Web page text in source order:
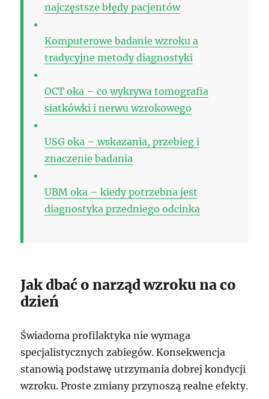
najczęstsze błędy pacjentów
Komputerowe badanie wzroku a
tradycyjne metody diagnostyki
OCT oka – co wykrywa tomografia
siatkówki i nerwu wzrokowego
USG oka – wskazania, przebieg i
znaczenie badania
UBM oka – kiedy potrzebna jest
diagnostyka przedniego odcinka
Jak dbać o narząd wzroku na co
dzień
Świadoma profilaktyka nie wymaga
specjalistycznych zabiegów. Konsekwencja
stanowią podstawę utrzymania dobrej kondycji
wzroku. Proste zmiany przynoszą realne efekty.